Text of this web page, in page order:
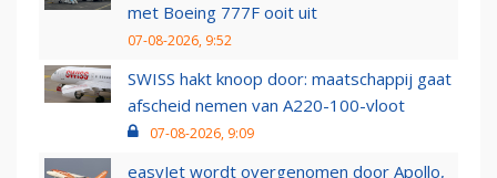
met Boeing 777F ooit uit
07-08-2026, 9:52
SWISS hakt knoop door: maatschappij gaat
afscheid nemen van A220-100-vloot
07-08-2026, 9:09
easyJet wordt overgenomen door Apollo,